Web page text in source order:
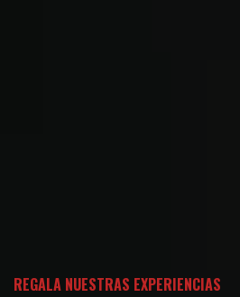
REGALA NUESTRAS EXPERIENCIAS